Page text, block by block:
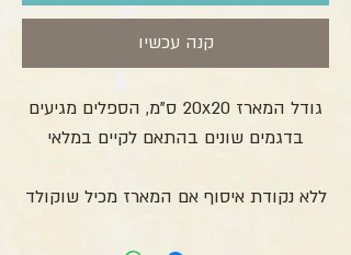
קנה עכשיו
גודל המארז 20x20 ס"מ, הספלים מגיעים
בדגמים שונים בהתאם לקיים במלאי
ללא נקודת איסוף אם המארז מכיל שוקולד